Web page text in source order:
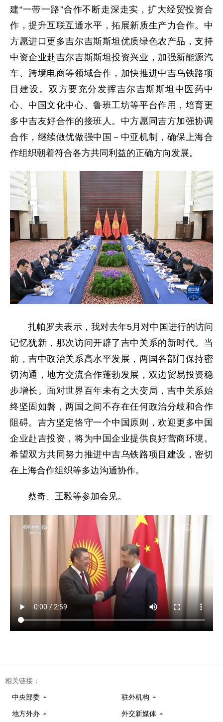
建“一带一路”合作不断走深走实，扩大经贸投资合
作，提升互联互通水平，拓展新质生产力合作。中
方愿进口更多吉尔吉斯斯坦优质绿色农产品，支持
中资企业赴吉尔吉斯斯坦投资兴业，加强新能源汽
车、跨境电商等领域合作，加快推进中吉乌铁路项
目建设。双方要充分发挥吉尔吉斯斯坦中医药中
心、中国文化中心、鲁班工坊等平台作用，培育更
多中吉友好合作的接班人。中方愿同吉方加强协调
合作，继续做优做强中国－中亚机制，确保上海合
作组织朝着符合各方共同利益的正确方向发展。
扎帕罗夫表示，我对去年5月对中国进行的访问
记忆犹新，那次访问开辟了吉中关系的新时代。当
前，吉中政治关系高水平发展，两国各部门保持密
切沟通，地方交流合作蓬勃发展，双边贸易投资稳
步增长。面对世界百年未有之大变局，吉中关系始
终坚固如磐，两国之间不存在任何政治分歧和合作
阻碍。吉方坚定恪守一个中国原则，欢迎更多中国
企业赴吉投资，将为中国企业提供良好营商环境。
希望双方共同努力推进中吉乌铁路项目建设，密切
在上海合作组织等多边沟通协作。
蔡奇、王毅等参加会见。
相关链接：
中央部委 驻外机构
地方外办 外交新媒体